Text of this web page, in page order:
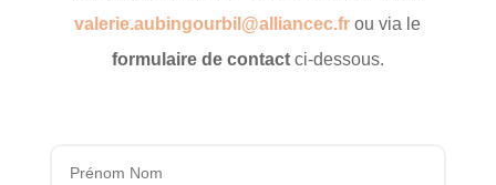
valerie.aubingourbil@alliancec.fr ou via le
formulaire de contactci-dessous.